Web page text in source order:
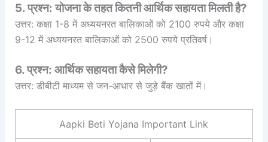
5. प्रश्न: योजना के तहत कितनी आर्थिक सहायता मिलती है?
उत्तर: कक्षा 1-8 में अध्ययनरत बालिकाओं को 2100 रुपये और कक्षा
9-12 में अध्ययनरत बालिकाओं को 2500 रुपये प्रतिवर्ष।
6. प्रश्न: आर्थिक सहायता कैसे मिलेगी?
उत्तर: डीबीटी माध्यम से जन-आधार से जुड़े बैंक खातों में।
Aapki Beti Yojana Important Link